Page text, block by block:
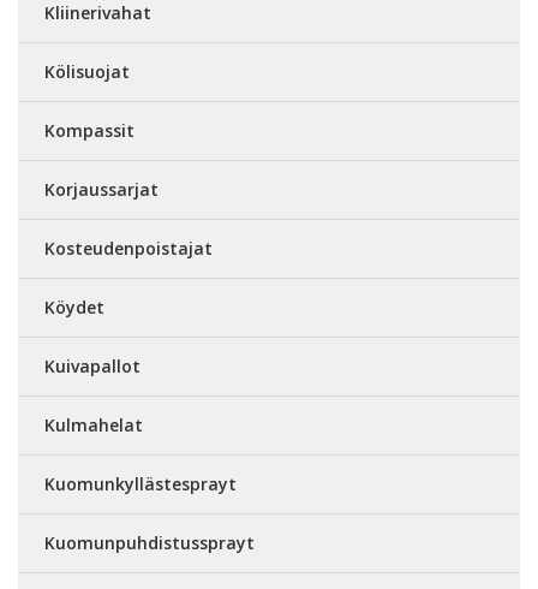
Kliinerivahat
Kölisuojat
Kompassit
Korjaussarjat
Kosteudenpoistajat
Köydet
Kuivapallot
Kulmahelat
Kuomunkyllästesprayt
Kuomunpuhdistussprayt